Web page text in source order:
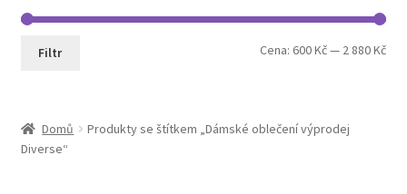
menu
Filtr Cena: 600 Kč— 2 880 Kč
Domů
Produkty se štítkem „Dámské oblečení výprodej
Diverse“